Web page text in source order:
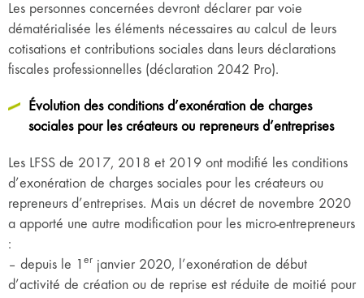
Les personnes concernées devront déclarer par voie
dématérialisée les éléments nécessaires au calcul de leurs
cotisations et contribu­tions sociales dans leurs déclarations
fiscales professionnelles (déclaration 2042 Pro).
Évolution des conditions d’exonération de charges
sociales pour les créateurs ou repreneurs d’entreprises
Les LFSS de 2017, 2018 et 2019 ont modifié les conditions
d’exonération de charges sociales pour les créateurs ou
repreneurs d’entreprises. Mais un décret de novembre 2020
a apporté une autre modification pour les micro-entrepreneurs
:
– depuis le 1 er janvier 2020, l’exonération de début
d’activité de création ou de reprise est réduite de moitié pour